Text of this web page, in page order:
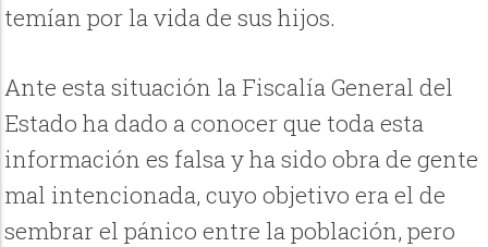
temían por la vida de sus hijos.
Ante esta situación la Fiscalía General del
Estado ha dado a conocer que toda esta
información es falsa y ha sido obra de gente
mal intencionada, cuyo objetivo era el de
sembrar el pánico entre la población, pero